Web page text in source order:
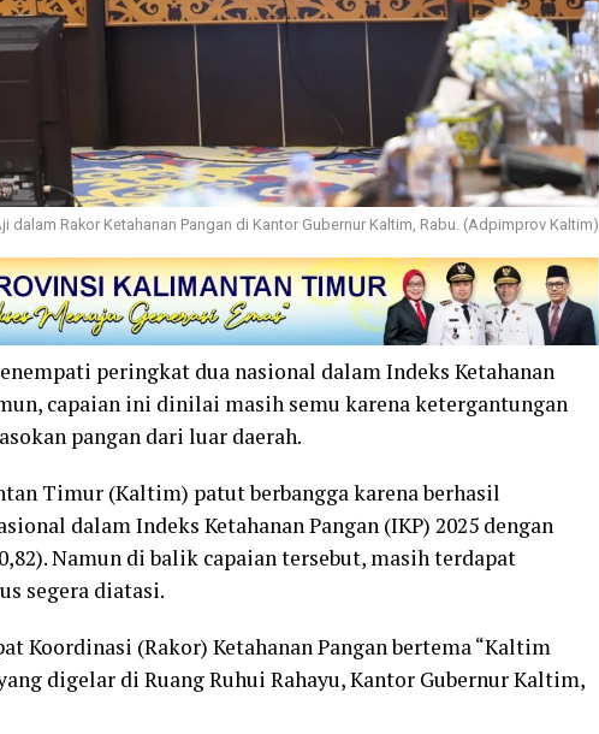
dalam Rakor Ketahanan Pangan di Kantor Gubernur Kaltim, Rabu. (Adpimprov Kaltim)
peringkat dua nasional dalam Indeks Ketahanan
capaian ini dinilai masih semu karena ketergantungan
pangan dari luar daerah.
Timur (Kaltim) patut berbangga karena berhasil
dalam Indeks Ketahanan Pangan (IKP) 2025 dengan
Namun di balik capaian tersebut, masih terdapat
segera diatasi.
Koordinasi (Rakor) Ketahanan Pangan bertema “Kaltim
digelar di Ruang Ruhui Rahayu, Kantor Gubernur Kaltim,